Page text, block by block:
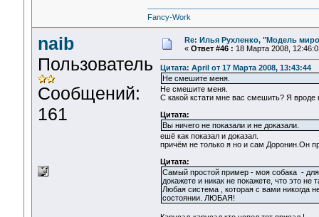
Fancy-Work
naib
Пользователь
Сообщений:
161
Re: Илья Рухленко, "Модель
« Ответ #46 : 18 Марта 2008,
Цитата: April от 17 Марта 2008, 13:43:44
Не смешите меня.
Не смешите меня.
С какой кстати мне вас смешить? Я вроде
Цитата:
Вы ничего не показали и не доказали.
ешё как показал и доказал.
причём не только я но и сам Доронин.Он
Цитата:
Самый простой пример - моя собака -
докажете и никак не покажете, что это не
Любая система , которая с вами никогда
состоянии. ЛЮБАЯ!